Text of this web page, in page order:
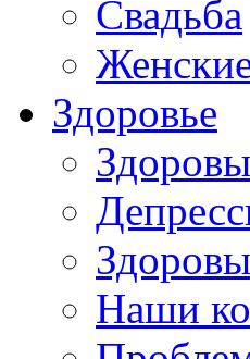
Свадьба
Здоровье
Наши